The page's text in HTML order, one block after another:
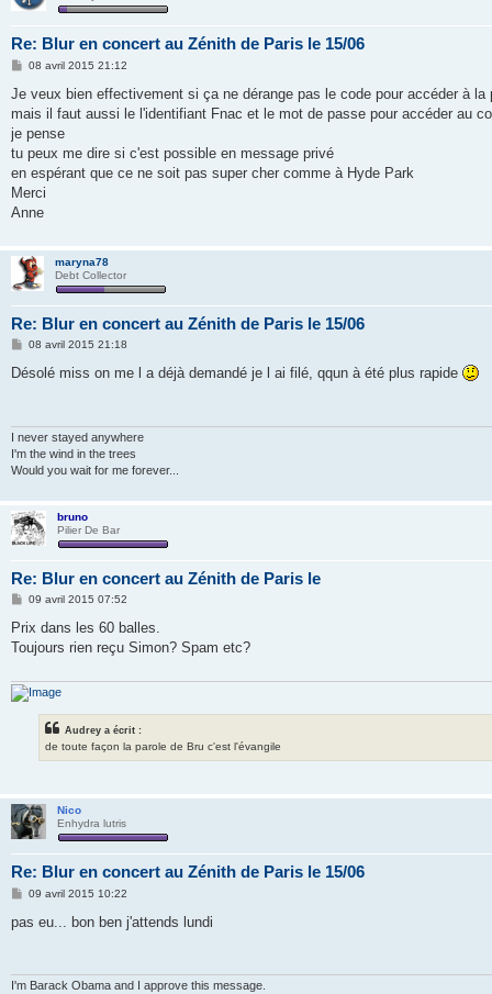
Re: Blur en concert au Zénith de Paris le 15/06
M
s
a
g
e
08 avril 2015 21:12
Je veux bien effectivement si ça ne dérange pas le code pour accéder à
mais il faut aussi le l'identifiant Fnac et le mot de passe pour accéder au
je pense
tu peux me dire si c'est possible en message privé
en espérant que ce ne soit pas super cher comme à Hyde Park
Merci
Anne
maryna78
Debt Collector
Re: Blur en concert au Zénith de Paris le 15/06
M
s
08 avril 2015 21:18
Désolé miss on me l a déjà demandé je l ai filé, qqun à été plus rapide
I never stayed anywhere
I'm the wind in the trees
Would you wait for me forever...
bruno
Pilier De Bar
Re: Blur en concert au Zénith de Paris le
M
s
a
09 avril 2015 07:52
Prix dans les 60 balles.
Toujours rien reçu Simon? Spam etc?
Audrey a écrit :
de toute façon la parole de Bru c'est l'évangile
Nico
Enhydra lutris
Re: Blur en concert au Zénith de Paris le 15/06
M
s
09 avril 2015 10:22
pas eu... bon ben j'attends lundi
I'm Barack Obama and I approve this message.